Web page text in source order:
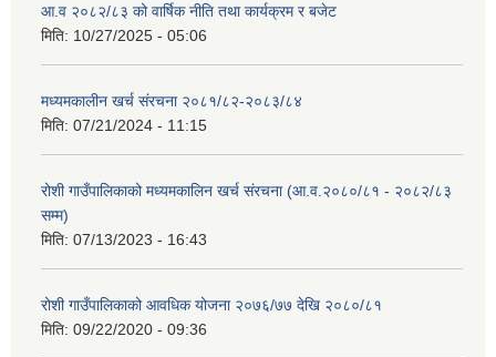
आ.व २०८२/८३ को वार्षिक नीति तथा कार्यक्रम र बजेट
मिति: 10/27/2025 - 05:06
मध्यमकालीन खर्च संरचना २०८१/८२-२०८३/८४
मिति: 07/21/2024 - 11:15
रोशी गाउँपालिकाको मध्यमकालिन खर्च संरचना (आ.व.२०८०/८१ - २०८२/८३
सम्म)
मिति: 07/13/2023 - 16:43
रोशी गाउँपालिकाको आवधिक योजना २०७६/७७ देखि २०८०/८१
मिति: 09/22/2020 - 09:36